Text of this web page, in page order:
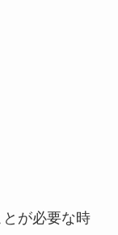
が必要な時